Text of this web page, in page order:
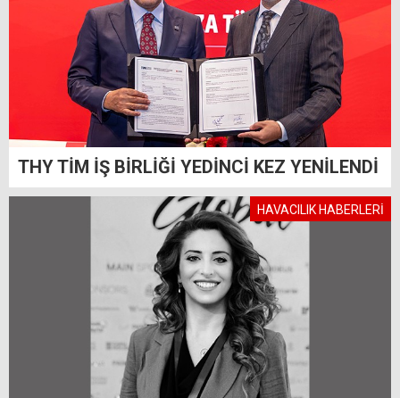
THY TİM İŞ BİRLİĞİ YEDİNCİ KEZ YENİLENDİ
HAVACILIK HABERLERİ